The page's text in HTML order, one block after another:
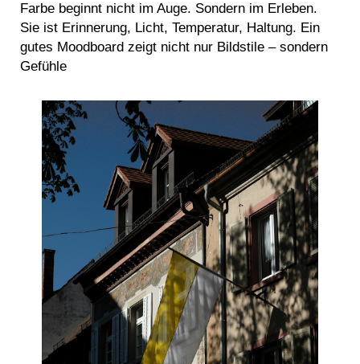
Farbe beginnt nicht im Auge. Sondern im Erleben.
Sie ist Erinnerung, Licht, Temperatur, Haltung. Ein
gutes Moodboard zeigt nicht nur Bildstile – sondern
Gefühle